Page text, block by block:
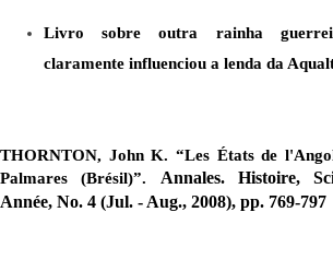
Livro sobre outra rainha
claramente influenciou a lenda da
THORNTON, John K. “Les États de
Palmares (Brésil)”. Annales. Histoire,
Année, No. 4 (Jul. - Aug., 2008), pp. 769-797